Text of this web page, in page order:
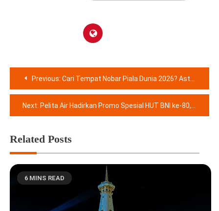
Navigasi
pos
Previous: Cari Tempat Nobar Piala Dunia 2026? Aston Priority Simatupang Hadirkan Nobar Gratis hingga 19 Juli
Next: Pelita Air Hadirkan Promo Spesial HUT BNI ke-80, Cashback dan Diskon Tiket Menarik
Related Posts
6 MINS READ